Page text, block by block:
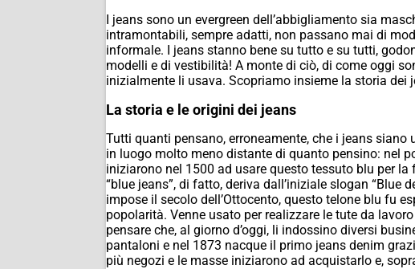
I jeans sono un evergreen dell’abbigliamento sia
intramontabili, sempre adatti, non passano mai di
informale. I jeans stanno bene su tutto e su tutti,
modelli e di vestibilità! A monte di ciò, di come oggi
inizialmente li usava. Scopriamo insieme la storia dei
La storia e le origini dei jeans
Tutti quanti pensano, erroneamente, che i jeans
in luogo molto meno distante di quanto pensino: nel
iniziarono nel 1500 ad usare questo tessuto blu per
“blue jeans”, di fatto, deriva dall’iniziale slogan “Blue
impose il secolo dell’Ottocento, questo telone blu fu
popolarità. Venne usato per realizzare le tute da
pensare che, al giorno d’oggi, li indossino diversi
pantaloni e nel 1873 nacque il primo jeans denim
più negozi e le masse iniziarono ad acquistarlo e,